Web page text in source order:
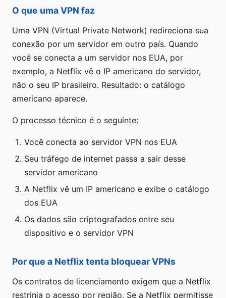
O que uma VPN faz
Uma VPN (Virtual Private Network) redireciona sua
conexão por um servidor em outro país. Quando
você se conecta a um servidor nos EUA, por
exemplo, a Netflix vê o IP americano do servidor,
não o seu IP brasileiro. Resultado: o catálogo
americano aparece.
O processo técnico é o seguinte:
Você conecta ao servidor VPN nos EUA
Seu tráfego de internet passa a sair desse
servidor americano
A Netflix vê um IP americano e exibe o catálogo
dos EUA
Os dados são criptografados entre seu
dispositivo e o servidor VPN
Por que a Netflix tenta bloquear VPNs
Os contratos de licenciamento exigem que a Netflix
restrinja o acesso por região. Se a Netflix permitisse